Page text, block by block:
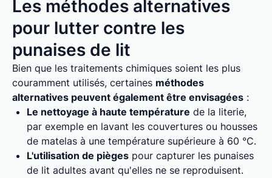
Les méthodes alternatives
pour lutter contre les
punaises de lit
Bien que les traitements chimiques soient les plus
couramment utilisés, certaines méthodes
alternatives peuvent également être envisagées :
Le nettoyage à haute température de la literie,
par exemple en lavant les couvertures ou housses
de matelas à une température supérieure à 60 °C.
L'utilisation de pièges pour capturer les punaises
de lit adultes avant qu'elles ne se reproduisent.